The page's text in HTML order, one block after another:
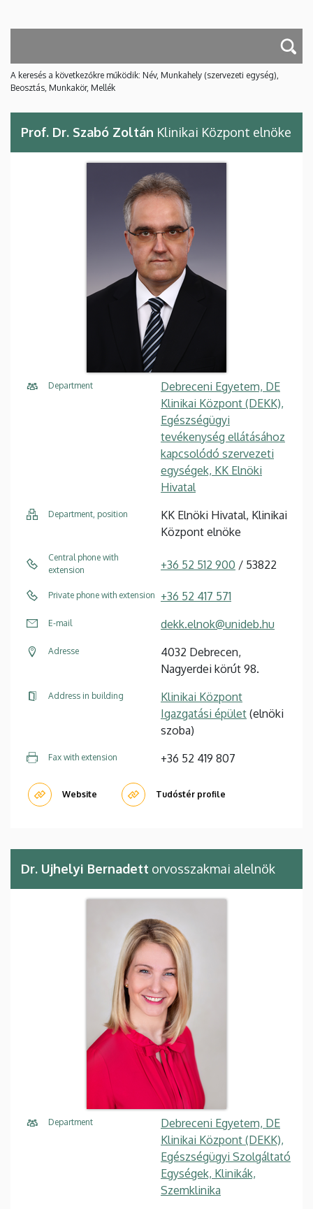
A keresés a következőkre működik: Név, Munkahely (szervezeti egység),
Beosztás, Munkakör, Mellék
Prof. Dr. Szabó Zoltán Klinikai Központ elnöke
Department
Debreceni Egyetem, DE
Klinikai Központ (DEKK),
Egészségügyi
tevékenység ellátásához
kapcsolódó szervezeti
egységek, KK Elnöki
Hivatal
Department, position
KK Elnöki Hivatal, Klinikai
Központ elnöke
Central phone with
extension
+36 52 512 900 / 53822
Private phone with extension +36 52 417 571
E-mail dekk.elnok@unideb.hu
Adresse
4032 Debrecen,
Nagyerdei körút 98.
Address in building
Klinikai Központ
Igazgatási épület (elnöki
szoba)
Fax with extension +36 52 419 807
Website Tudóstér profile
Dr. Ujhelyi Bernadett orvosszakmai alelnök
Department
Debreceni Egyetem, DE
Klinikai Központ (DEKK),
Egészségügyi Szolgáltató
Egységek, Klinikák,
Szemklinika